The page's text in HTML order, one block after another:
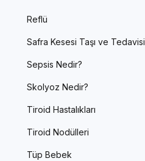
Reflü
Safra Kesesi Taşı ve Tedavisi
Sepsis Nedir?
Skolyoz Nedir?
Tiroid Hastalıkları
Tiroid Nodülleri
Tüp Bebek